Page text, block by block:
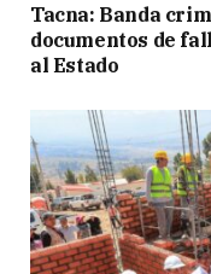
Tacna: Banda
documentos de
al Estado